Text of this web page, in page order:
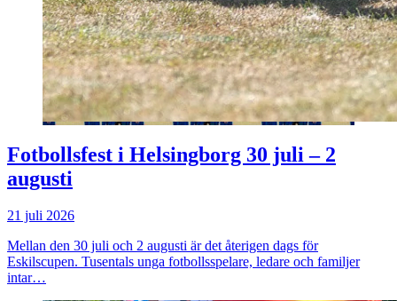
Fotbollsfest i Helsingborg 30 juli – 2
augusti
21 juli 2026
Mellan den 30 juli och 2 augusti är det återigen dags för
Eskilscupen. Tusentals unga fotbollsspelare, ledare och familjer
intar…